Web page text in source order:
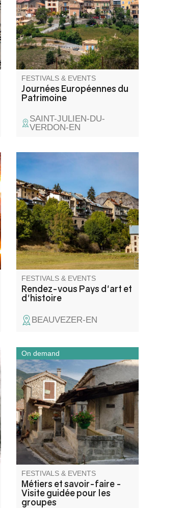
le cadre des Journées
européennes du patrimoine.
FESTIVALS & EVENTS
Journées Européennes du
Patrimoine
SAINT-JULIEN-DU-
VERDON-EN
paroles d’un agent de l’ONF se
croisent pour évoquer le
paysage et le reboisement.
FESTIVALS & EVENTS
Rendez-vous Pays d'art et
d'histoire
BEAUVEZER-EN
Perché à 700 mètres d’altitude
dans la haute vallée de la
Vaïre, Annot se découvre à
travers les métiers et savoir-
faire d’autrefois.
FESTIVALS & EVENTS
Métiers et savoir-faire -
Visite guidée pour les
groupes
On demand